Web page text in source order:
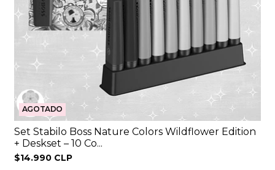
AGOTADO
Set Stabilo Boss Nature Colors Wildflower Edition
+ Deskset – 10 Co...
$14.990 CLP